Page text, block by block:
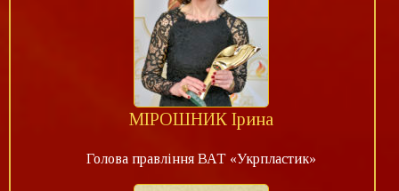
МІРОШНИК Ірина
Голова правління ВАТ «Укрпластик»